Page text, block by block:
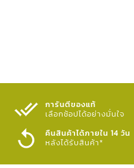
การันตีของแท้
เลือกช้อปได้อย่างมั่นใจ​
คืนสินค้าได้ภายใน 14 วัน
หลังได้รับสินค้า*